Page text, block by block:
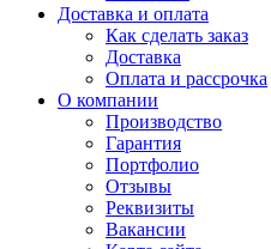
Доставка и оплата
Как сделать заказ
Доставка
Оплата и рассрочка
О компании
Производство
Гарантия
Портфолио
Отзывы
Реквизиты
Вакансии